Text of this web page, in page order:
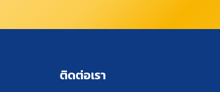
ติดต่อเรา